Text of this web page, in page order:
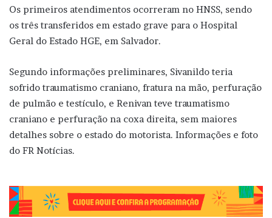
Os primeiros atendimentos ocorreram no HNSS, sendo
os três transferidos em estado grave para o Hospital
Geral do Estado HGE, em Salvador.
Segundo informações preliminares, Sivanildo teria
sofrido traumatismo craniano, fratura na mão, perfuração
de pulmão e testículo, e Renivan teve traumatismo
craniano e perfuração na coxa direita, sem maiores
detalhes sobre o estado do motorista. Informações e foto
do FR Notícias.